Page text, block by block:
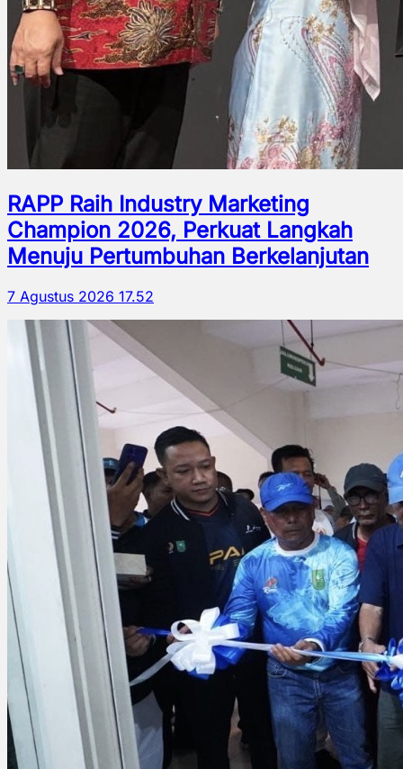
RAPP Raih Industry Marketing
Champion 2026, Perkuat Langkah
Menuju Pertumbuhan Berkelanjutan
7 Agustus 2026 17.52